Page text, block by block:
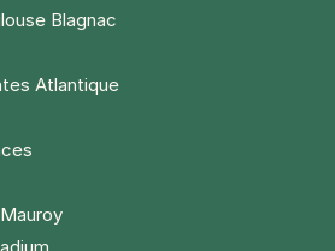
Blagnac
Atlantique